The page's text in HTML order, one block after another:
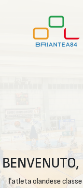
l'atleta olandese